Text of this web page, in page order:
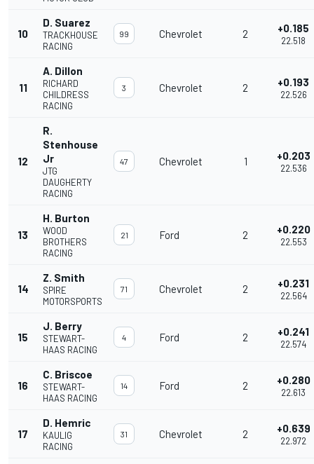
10
D. Suarez
TRACKHOUSE
RACING
99 Chevrolet 2 +0.185
22.518
11
A. Dillon
RICHARD
CHILDRESS
RACING
3 Chevrolet 2 +0.193
22.526
12
R.
Stenhouse
Jr
JTG
DAUGHERTY
RACING
47 Chevrolet 1 +0.203
22.536
13
H. Burton
WOOD
BROTHERS
RACING
21 Ford 2 +0.220
22.553
14
Z. Smith
SPIRE
MOTORSPORTS
71 Chevrolet 2 +0.231
22.564
15
J. Berry
STEWART-
HAAS RACING
4 Ford 2 +0.241
22.574
16
C. Briscoe
STEWART-
HAAS RACING
14 Ford 2 +0.280
22.613
17
D. Hemric
KAULIG
RACING
31 Chevrolet 2 +0.639
22.972